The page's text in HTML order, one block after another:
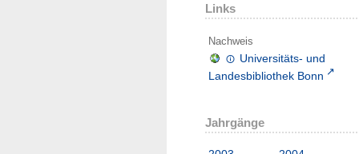
Links
Nachweis
Universitäts- und
Landesbibliothek Bonn
Jahrgänge